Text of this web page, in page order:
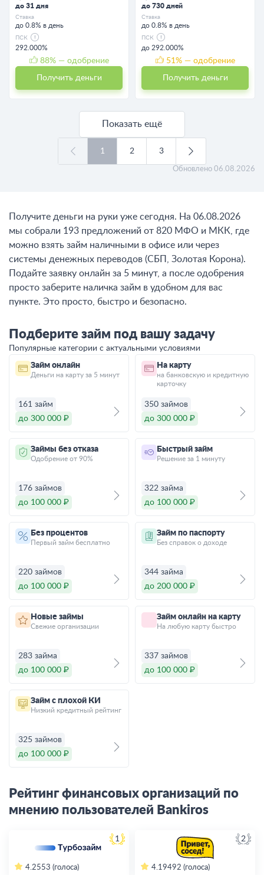
до 31 дня
Ставка
до 0.8% в день
ПСК
292.000%
88% — одобрение
Получить деньги
до 730 дней
Ставка
до 0.8% в день
ПСК
до 292.000%
51 % — одобрение
Получить деньги
Показать ещё
1 2 3
Обновлено 06.08.2026
Получите деньги на руки уже сегодня. На 06.08.2026
мы собрали 193 предложений от 820 МФО и МКК, где
можно взять займ наличными в офисе или через
системы денежных переводов (СБП, Золотая Корона).
Подайте заявку онлайн за 5 минут, а после одобрения
просто заберите наличка займ в удобном для вас
пункте. Это просто, быстро и безопасно.
Подберите займ под вашу задачу
Популярные категории с актуальными условиями
Займ онлайн
Деньги на карту за 5 минут
161 займ
до 300 000 ₽
На карту
на банковскую и кредитную
карточку
350 займов
до 300 000 ₽
Займы без отказа
Одобрение от 90%
176 займов
до 100 000 ₽
Быстрый займ
Решение за 1 минуту
322 займа
до 100 000 ₽
Без процентов
Первый займ бесплатно
220 займов
до 100 000 ₽
Займ по паспорту
Без справок о доходе
344 займа
до 200 000 ₽
Новые займы
Свежие организации
283 займа
до 100 000 ₽
Займ онлайн на карту
На любую карту быстро
337 займов
до 100 000 ₽
Займ с плохой КИ
Низкий кредитный рейтинг
325 займов
до 100 000 ₽
Рейтинг финансовых организаций по
мнению пользователей Bankiros
1
4.2553 (голоса)
2
4.19492 (голоса)